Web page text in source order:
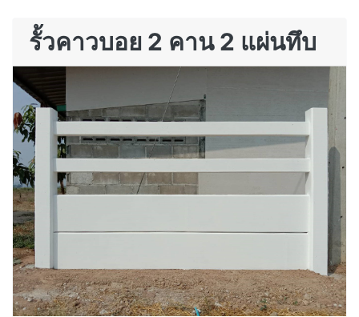
รั้วคาวบอย 2 คาน 2 แผ่นทึบ